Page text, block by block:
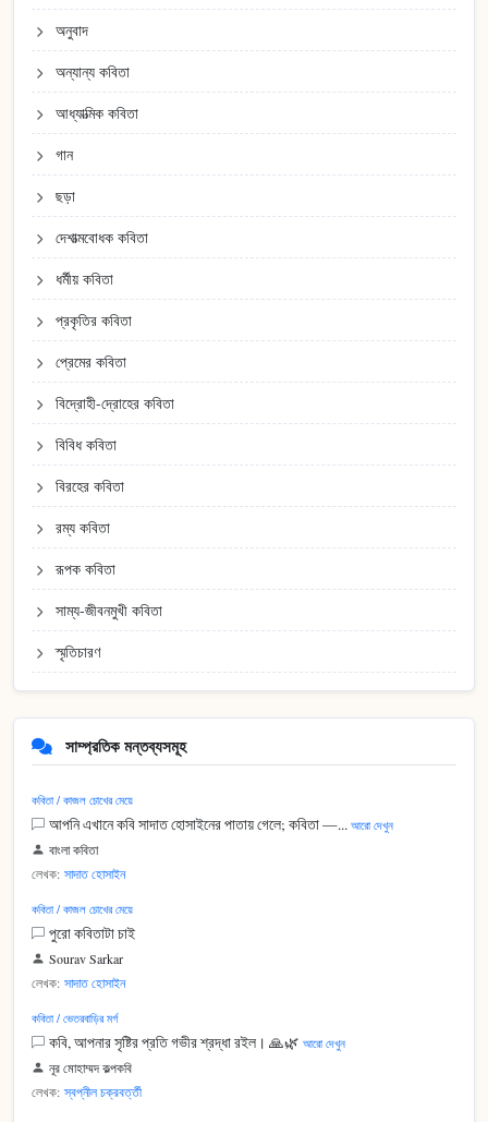
অনুবাদ
অন্যান্য কবিতা
আধ্যাত্মিক কবিতা
গান
ছড়া
দেশাত্মবোধক কবিতা
ধর্মীয় কবিতা
প্রকৃতির কবিতা
প্রেমের কবিতা
বিদ্রোহী-দ্রোহের কবিতা
বিবিধ কবিতা
বিরহের কবিতা
রম্য কবিতা
রূপক কবিতা
সাম্য-জীবনমুখী কবিতা
স্মৃতিচারণ
সাম্প্রতিক মন্তব্যসমূহ
কবিতা / কাজল চোখের মেয়ে
আপনি এখানে কবি সাদাত হোসাইনের পাতায় গেলে; কবিতা —... আরো দেখুন
বাংলা কবিতা
লেখক: সাদাত হোসাইন
কবিতা / কাজল চোখের মেয়ে
পুরো কবিতাটা চাই
Sourav Sarkar
লেখক: সাদাত হোসাইন
কবিতা / ভেতরবাড়ির মর্গ
কবি, আপনার সৃষ্টির প্রতি গভীর শ্রদ্ধা রইল। 🙏🌿 আরো দেখুন
নূর মোহাম্মদ কল্পকবি
লেখক: স্বপ্নীল চক্রবর্ত্তী